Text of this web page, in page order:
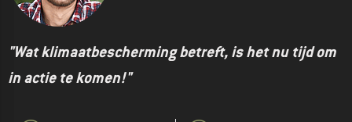
"Wat klimaatbescherming betreft, is het nu tijd om
in actie te komen!"